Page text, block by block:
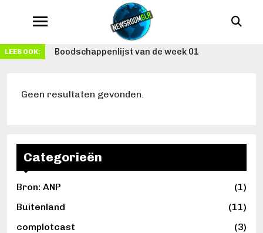
LEES OOK: Boodschappenlijst van de week 01
Categorieën
Bron: ANP
(1)
Buitenland
(11)
complotcast
(3)
Geen resultaten gevonden.